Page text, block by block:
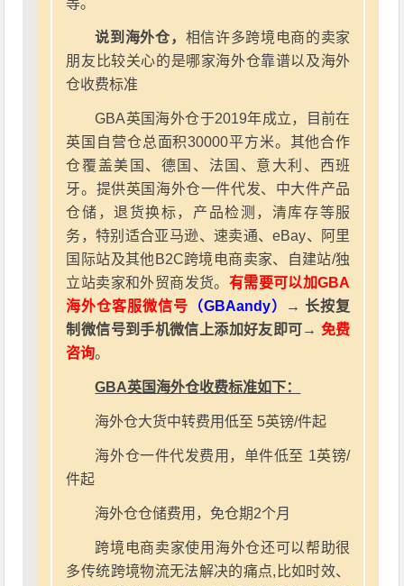
等。
说到海外仓， 相信许多跨境电商的卖家
朋友比较关心的是哪家海外仓靠谱以及海外
仓收费标准
GBA英国海外仓于2019年成立，目前在
英国自营仓总面积30000平方米。其他合作
仓覆盖美国、德国、法国、意大利、西班
牙。提供英国海外仓一件代发、中大件产品
仓储，退货换标，产品检测，清库存等服
务，特别适合亚马逊、速卖通、eBay、阿里
国际站及其他B2C跨境电商卖家、自建站/独
立站卖家和外贸商发货。 有需要可以加GBA
海外仓客服微信号 （GBAandy）
→ 长按复
制微信号到手机微信上添加好友即可→ 免费
咨询。
GBA英国海外仓收费标准如下：
海外仓大货中转费用低至 5英镑/件起
海外仓一件代发费用，单件低至 1英镑/
件起
海外仓仓储费用，免仓期2个月
跨境电商卖家使用海外仓还可以帮助很
多传统跨境物流无法解决的痛点,比如时效、